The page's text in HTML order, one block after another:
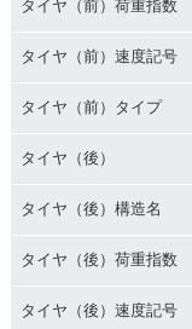
タイヤ（前）荷重指数
タイヤ（前）速度記号
タイヤ（前）タイプ
タイヤ（後）
タイヤ（後）構造名
タイヤ（後）荷重指数
タイヤ（後）速度記号